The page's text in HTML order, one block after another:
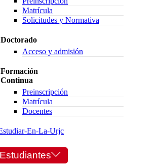
Matrícula
Solicitudes y Normativa
Doctorado
Acceso y admisión
Formación
Continua
Preinscripción
Matrícula
Docentes
En-La-Urjc
Estudiantes